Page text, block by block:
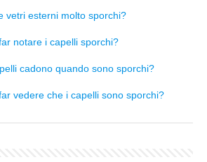
vetri esterni molto sporchi?
notare i capelli sporchi?
cadono quando sono sporchi?
vedere che i capelli sono sporchi?